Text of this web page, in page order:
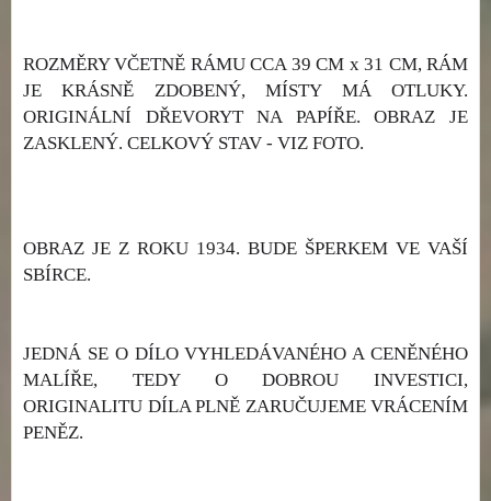
ROZMĚRY VČETNĚ RÁMU CCA 39 CM x 31 CM, RÁM
JE KRÁSNĚ ZDOBENÝ, MÍSTY MÁ OTLUKY.
ORIGINÁLNÍ DŘEVORYT NA PAPÍŘE. OBRAZ JE
ZASKLENÝ. CELKOVÝ STAV - VIZ FOTO.
OBRAZ JE Z ROKU 1934. BUDE ŠPERKEM VE VAŠÍ
SBÍRCE.
JEDNÁ SE O DÍLO VYHLEDÁVANÉHO A CENĚNÉHO
MALÍŘE, TEDY O DOBROU INVESTICI,
ORIGINALITU DÍLA PLNĚ ZARUČUJEME VRÁCENÍM
PENĚZ.